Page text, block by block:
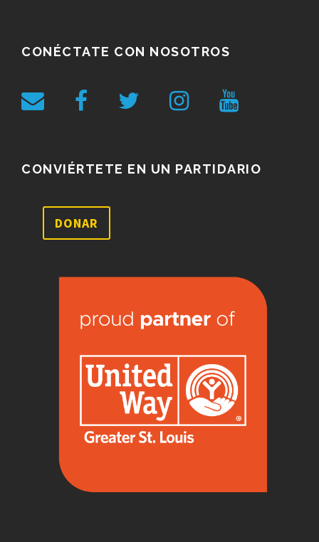
CONÉCTATE CON NOSOTROS
CONVIÉRTETE EN UN PARTIDARIO
DONAR